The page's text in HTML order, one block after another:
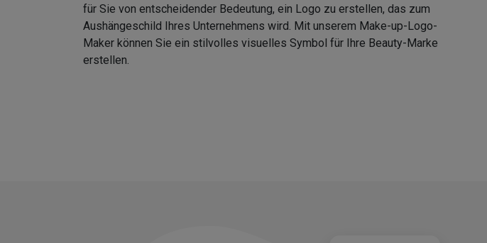
für Sie von entscheidender Bedeutung, ein Logo zu erstellen, das zum
Aushängeschild Ihres Unternehmens wird. Mit unserem Make-up-Logo-
Maker können Sie ein stilvolles visuelles Symbol für Ihre Beauty-Marke
erstellen.